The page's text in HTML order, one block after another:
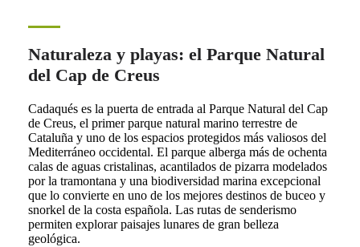
Naturaleza y playas: el Parque Natural
del Cap de Creus
Cadaqués es la puerta de entrada al Parque Natural del Cap
de Creus, el primer parque natural marino terrestre de
Cataluña y uno de los espacios protegidos más valiosos del
Mediterráneo occidental. El parque alberga más de ochenta
calas de aguas cristalinas, acantilados de pizarra modelados
por la tramontana y una biodiversidad marina excepcional
que lo convierte en uno de los mejores destinos de buceo y
snorkel de la costa española. Las rutas de senderismo
permiten explorar paisajes lunares de gran belleza
geológica.